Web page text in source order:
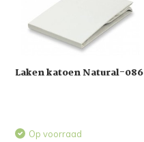
Laken katoen Natural-086
Op voorraad